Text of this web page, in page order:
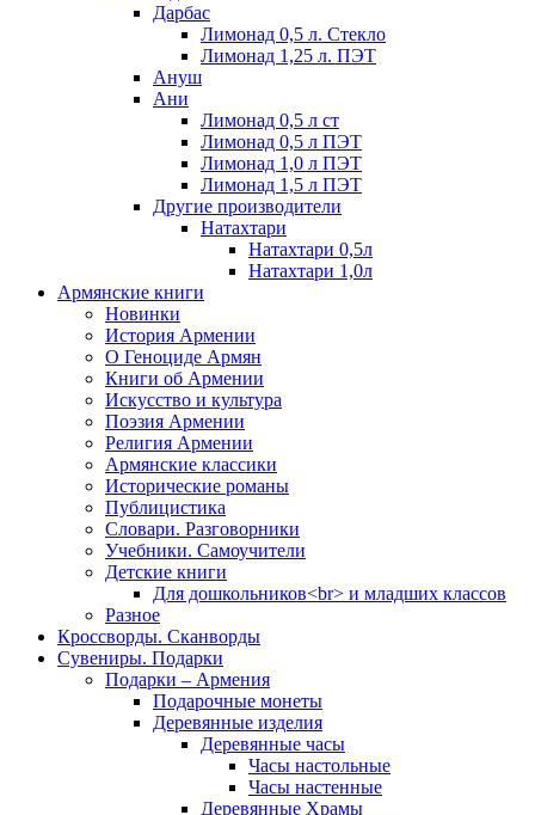
Дарбас
Лимонад 0,5 л. Стекло
Лимонад 1,25 л. ПЭТ
Ануш
Ани
Лимонад 0,5 л ст
Лимонад 0,5 л ПЭТ
Лимонад 1,0 л ПЭТ
Лимонад 1,5 л ПЭТ
Другие производители
Натахтари
Натахтари 0,5л
Натахтари 1,0л
Армянские книги
Новинки
История Армении
О Геноциде Армян
Книги об Армении
Иcкусство и культура
Поэзия Армении
Религия Армении
Армянские классики
Исторические романы
Публицистика
Словари. Разговорники
Учебники. Самоучители
Детские книги
Для дошкольников<br> и младших классов
Разное
Кроссворды. Сканворды
Сувениры. Подарки
Подарки – Армения
Подарочные монеты
Деревянные изделия
Деревянные часы
Часы настольные
Часы настенные
Деревянные Храмы